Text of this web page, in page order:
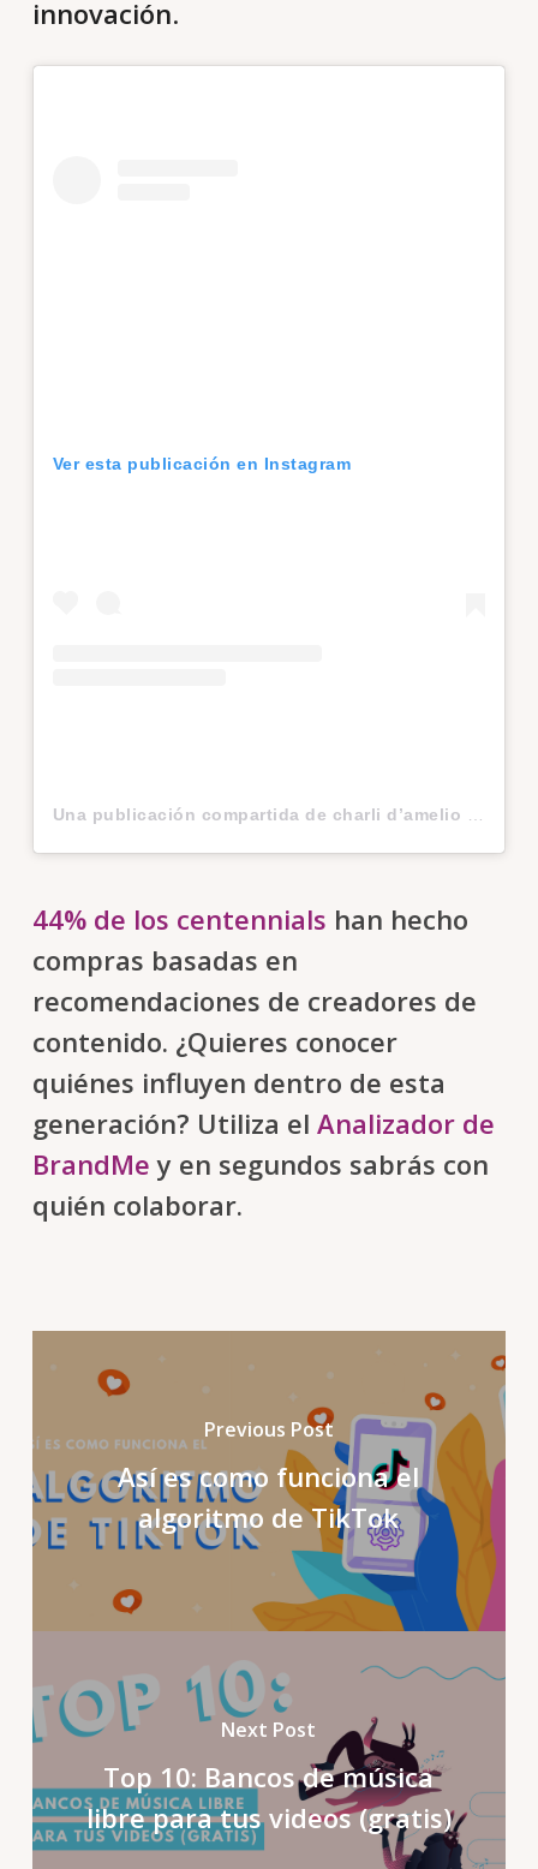
innovación.
Ver esta publicación en Instagram
44% de los centennials han hecho
compras basadas en
recomendaciones de creadores de
contenido. ¿Quieres conocer
quiénes influyen dentro de esta
generación? Utiliza el Analizador de
BrandMe y en segundos sabrás con
quién colaborar.
Previous Post
Así es como funciona el
algoritmo de TikTok
Next Post
Top 10: Bancos de música
libre para tus videos (gratis)